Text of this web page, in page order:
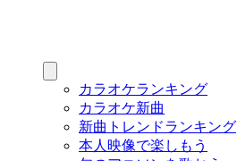
カラオケランキング
カラオケ新曲
新曲トレンドランキング
本人映像で楽しもう